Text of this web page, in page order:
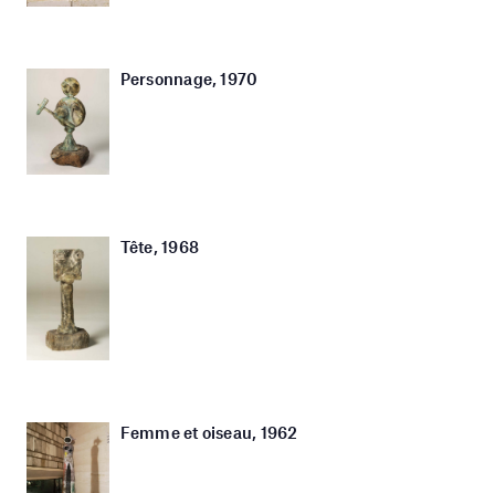
Personnage, 1970
Tête, 1968
Femme et oiseau, 1962